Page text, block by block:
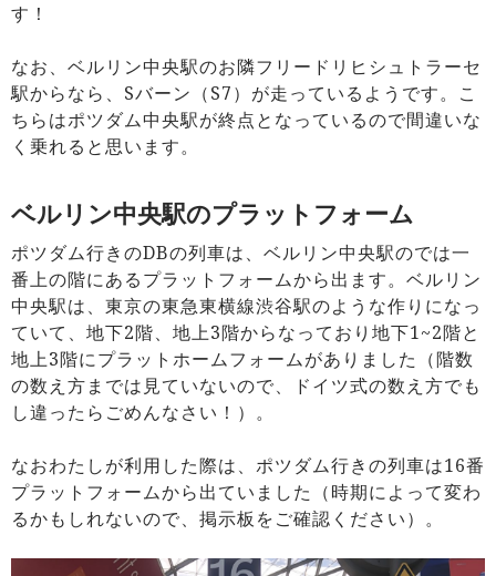
す！
なお、ベルリン中央駅のお隣フリードリヒシュトラーセ
駅からなら、Sバーン（S7）が走っているようです。こ
ちらはポツダム中央駅が終点となっているので間違いな
く乗れると思います。
ベルリン中央駅のプラットフォーム
ポツダム行きのDBの列車は、ベルリン中央駅のでは一
番上の階にあるプラットフォームから出ます。ベルリン
中央駅は、東京の東急東横線渋谷駅のような作りになっ
ていて、地下2階、地上3階からなっており地下1~2階と
地上3階にプラットホームフォームがありました（階数
の数え方までは見ていないので、ドイツ式の数え方でも
し違ったらごめんなさい！）。
なおわたしが利用した際は、ポツダム行きの列車は16番
プラットフォームから出ていました（時期によって変わ
るかもしれないので、掲示板をご確認ください）。